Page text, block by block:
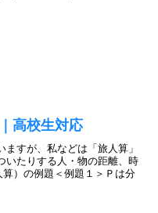
高校生対応
すが、私などは「旅人算」
いたりする人・物の距離、時
）の例題＜例題１＞Ｐは分